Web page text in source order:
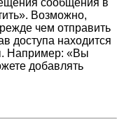
Возможно,
чем отправить
доступа находится
Например: «Вы
добавлять